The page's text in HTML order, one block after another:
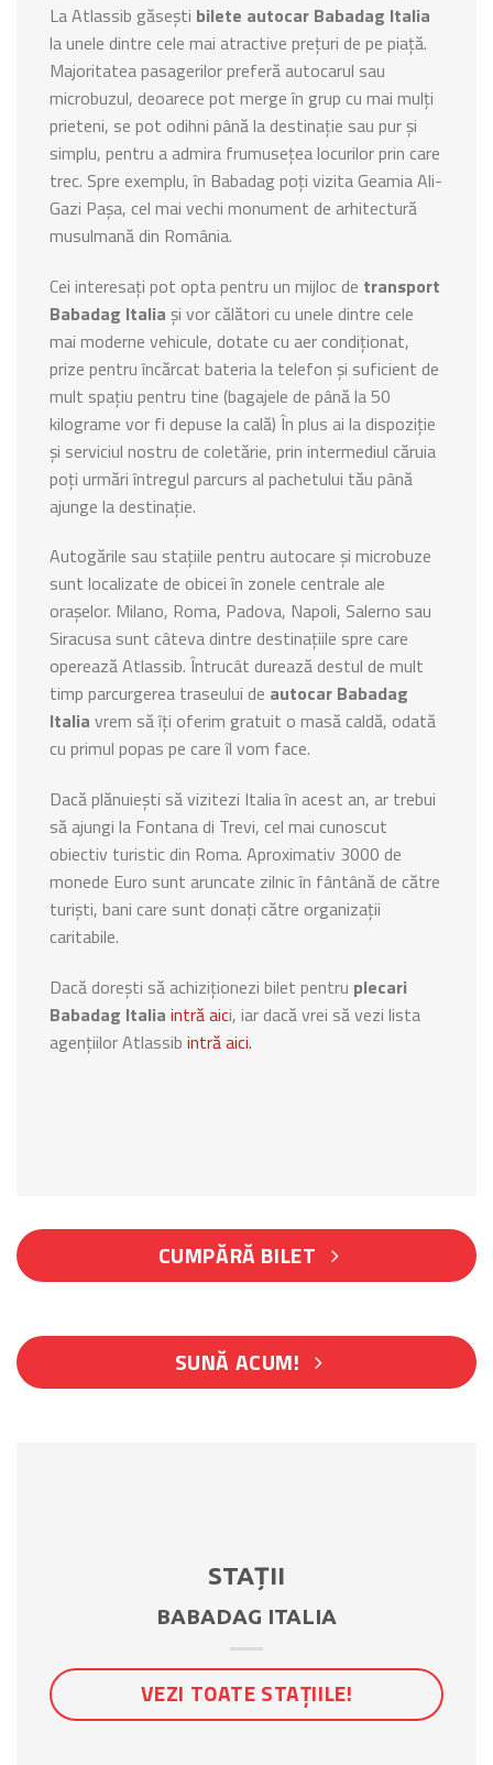
La Atlassib găsești bilete autocar Babadag Italia
la unele dintre cele mai atractive prețuri de pe piață.
Majoritatea pasagerilor preferă autocarul sau
microbuzul, deoarece pot merge în grup cu mai mulți
prieteni, se pot odihni până la destinație sau pur și
simplu, pentru a admira frumusețea locurilor prin care
trec. Spre exemplu, în Babadag poți vizita Geamia Ali-
Gazi Pașa, cel mai vechi monument de arhitectură
musulmană din România.
Cei interesați pot opta pentru un mijloc de transport
Babadag Italia și vor călători cu unele dintre cele
mai moderne vehicule, dotate cu aer condiționat,
prize pentru încărcat bateria la telefon și suficient de
mult spațiu pentru tine (bagajele de până la 50
kilograme vor fi depuse la cală) În plus ai la dispoziție
și serviciul nostru de coletărie, prin intermediul căruia
poți urmări întregul parcurs al pachetului tău până
ajunge la destinație.
Autogările sau stațiile pentru autocare și microbuze
sunt localizate de obicei în zonele centrale ale
orașelor. Milano, Roma, Padova, Napoli, Salerno sau
Siracusa sunt câteva dintre destinațiile spre care
operează Atlassib. Întrucât durează destul de mult
timp parcurgerea traseului de autocar Babadag
Italia vrem să îți oferim gratuit o masă caldă, odată
cu primul popas pe care îl vom face.
Dacă plănuiești să vizitezi Italia în acest an, ar trebui
să ajungi la Fontana di Trevi, cel mai cunoscut
obiectiv turistic din Roma. Aproximativ 3000 de
monede Euro sunt aruncate zilnic în fântână de către
turiști, bani care sunt donați către organizații
caritabile.
Dacă dorești să achiziționezi bilet pentru plecari
Babadag Italia intră aici, iar dacă vrei să vezi lista
agențiilor Atlassib intră aici.
CUMPĂRĂ BILET
SUNĂ ACUM!
STAȚII
BABADAG ITALIA
VEZI TOATE STAȚIILE!